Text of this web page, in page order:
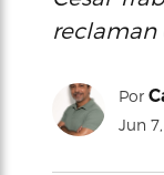
reclaman
Por
Jun